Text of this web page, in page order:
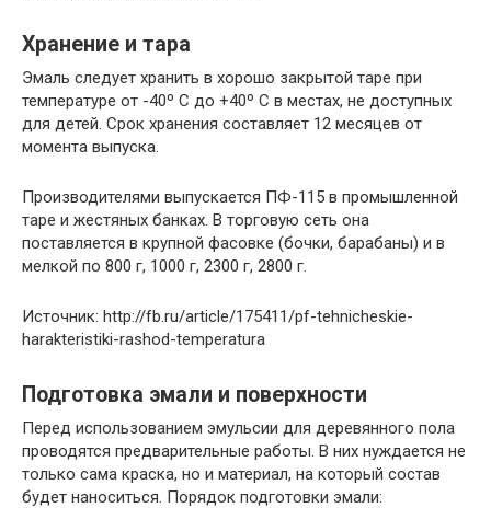
Хранение и тара
Эмаль следует хранить в хорошо закрытой таре при
температуре от -40º С до +40º С в местах, не доступных
для детей. Срок хранения составляет 12 месяцев от
момента выпуска.
Производителями выпускается ПФ-115 в промышленной
таре и жестяных банках. В торговую сеть она
поставляется в крупной фасовке (бочки, барабаны) и в
мелкой по 800 г, 1000 г, 2300 г, 2800 г.
Источник: http://fb.ru/article/175411/pf-tehnicheskie-
harakteristiki-rashod-temperatura
Подготовка эмали и поверхности
Перед использованием эмульсии для деревянного пола
проводятся предварительные работы. В них нуждается не
только сама краска, но и материал, на который состав
будет наноситься. Порядок подготовки эмали: